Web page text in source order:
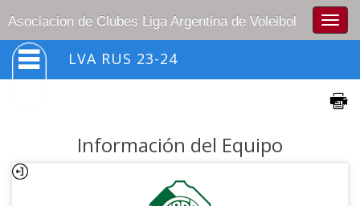
Asociacion de Clubes Liga Argentina de Voleibol
LVA RUS 23-24
Información del Equipo